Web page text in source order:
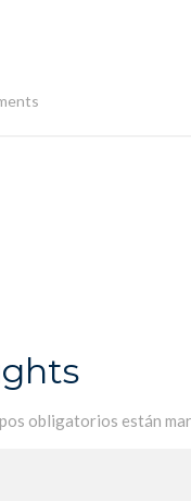
obligatorios están